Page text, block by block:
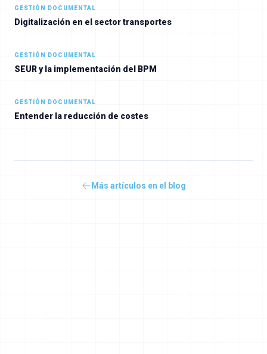
GESTIÓN DOCUMENTAL
Digitalización en el sector transportes
GESTIÓN DOCUMENTAL
SEUR y la implementación del BPM
GESTIÓN DOCUMENTAL
Entender la reducción de costes
Más artículos en el blog